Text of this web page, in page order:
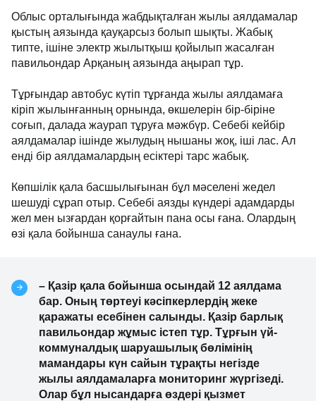
Облыс орталығында жабдықталған жылы аялдамалар
қыстың аязында қауқарсыз болып шықты. Жабық
типте, ішіне электр жылытқыш қойылып жасалған
павильондар Арқаның аязында аңырап тұр.
Тұрғындар автобус күтіп тұрғанда жылы аялдамаға
кіріп жылынғанның орнында, өкшелерін бір-біріне
соғып, далада жаурап тұруға мәжбүр. Себебі кейбір
аялдамалар ішінде жылудың нышаны жоқ, іші лас. Ал
енді бір аялдамалардың есіктері тарс жабық.
Көпшілік қала басшылығынан бұл мәселені жедел
шешуді сұрап отыр. Себебі аязды күндері адамдарды
жел мен ызғардан қорғайтын пана осы ғана. Олардың
өзі қала бойынша санаулы ғана.
– Қазір қала бойынша осындай 12 аялдама
бар. Оның төртеуі кәсіпкерлердің жеке
қаражаты есебінен салынды. Қазір барлық
павильондар жұмыс істеп тұр. Тұрғын үй-
коммуналдық шаруашылық бөлімінің
мамандары күн сайын тұрақты негізде
жылы аялдамаларға мониторинг жүргізеді.
Олар бұл нысандарға өздері қызмет